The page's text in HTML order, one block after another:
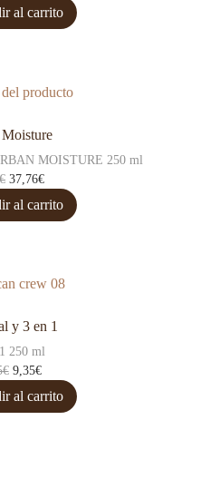
al carrito
MOISTURE 250 ml
€ 37,76€
al carrito
y 3 en 1
250 ml
€ 9,35€
al carrito